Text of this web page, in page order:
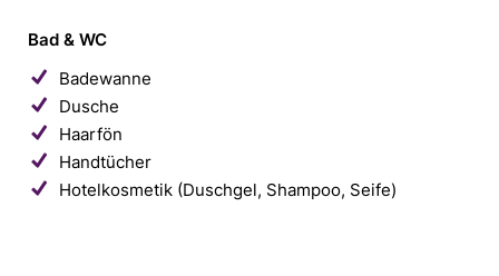
Bad & WC
Badewanne
Dusche
Haarfön
Handtücher
Hotelkosmetik (Duschgel, Shampoo, Seife)